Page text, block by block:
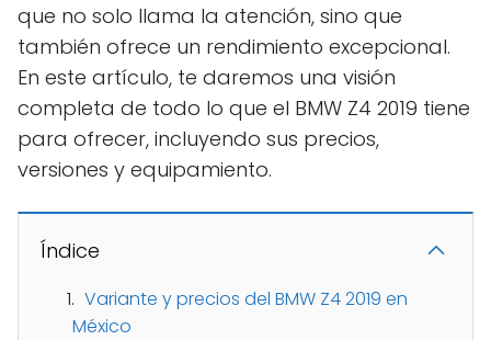
que no solo llama la atención, sino que
también ofrece un rendimiento excepcional.
En este artículo, te daremos una visión
completa de todo lo que el BMW Z4 2019 tiene
para ofrecer, incluyendo sus precios,
versiones y equipamiento.
Índice
Variante y precios del BMW Z4 2019 en
México